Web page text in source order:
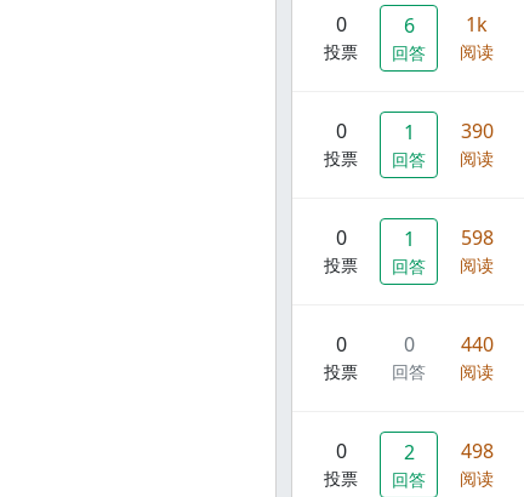
0
投票
6
回答
1k
阅读
0
投票
1
回答
390
阅读
0
投票
1
回答
598
阅读
0
投票
0
回答
440
阅读
0
投票
2
回答
498
阅读